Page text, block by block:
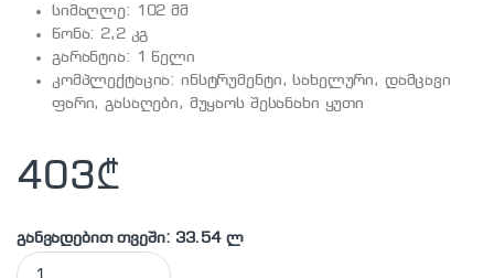
სიმაღლე: 102 მმ
წონა: 2,2 კგ
გარანტია: 1 წელი
კომპლექტაცია: ინსტრუმენტი, სახელური, დამცავი
ფარი, გასაღები, მუყაოს შესანახი ყუთი
403₾
განვადებით თვეში: 33.54 ლ
BOSCH - GWS1400 კუთხსახეხი (ბალგარკა) quantity